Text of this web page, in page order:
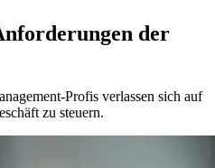
der
Profis verlassen sich auf
zu steuern.